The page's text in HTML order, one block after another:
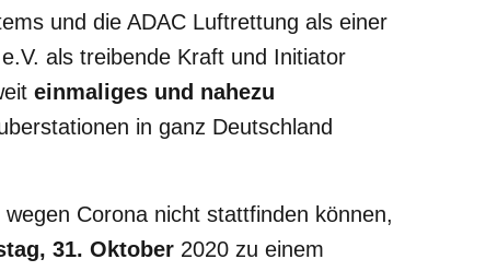
und die ADAC Luftrettung als einer
als treibende Kraft und Initiator
einmaliges und nahezu
in ganz Deutschland
Corona nicht stattfinden können,
31. Oktober 2020 zu einem